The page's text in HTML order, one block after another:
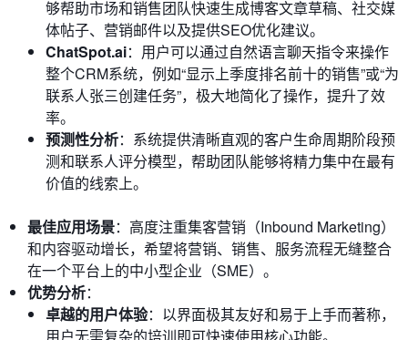
够帮助市场和销售团队快速生成博客文章草稿、社交媒
体帖子、营销邮件以及提供SEO优化建议。
ChatSpot.ai：用户可以通过自然语言聊天指令来操作
整个CRM系统，例如“显示上季度排名前十的销售”或“为
联系人张三创建任务”，极大地简化了操作，提升了效
率。
预测性分析：系统提供清晰直观的客户生命周期阶段预
测和联系人评分模型，帮助团队能够将精力集中在最有
价值的线索上。
最佳应用场景：高度注重集客营销（Inbound Marketing）
和内容驱动增长，希望将营销、销售、服务流程无缝整合
在一个平台上的中小型企业（SME）。
优势分析：
卓越的用户体验：以界面极其友好和易于上手而著称，